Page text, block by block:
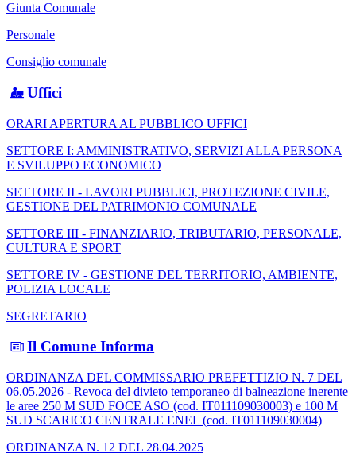
Giunta Comunale
Personale
Consiglio comunale
Uffici
ORARI APERTURA AL PUBBLICO UFFICI
SETTORE I: AMMINISTRATIVO, SERVIZI ALLA PERSONA
E SVILUPPO ECONOMICO
SETTORE II - LAVORI PUBBLICI, PROTEZIONE CIVILE,
GESTIONE DEL PATRIMONIO COMUNALE
SETTORE III - FINANZIARIO, TRIBUTARIO, PERSONALE,
CULTURA E SPORT
SETTORE IV - GESTIONE DEL TERRITORIO, AMBIENTE,
POLIZIA LOCALE
SEGRETARIO
Il Comune Informa
ORDINANZA DEL COMMISSARIO PREFETTIZIO N. 7 DEL
06.05.2026 - Revoca del divieto temporaneo di balneazione inerente
le aree 250 M SUD FOCE ASO (cod. IT011109030003) e 100 M
SUD SCARICO CENTRALE ENEL (cod. IT011109030004)
ORDINANZA N. 12 DEL 28.04.2025